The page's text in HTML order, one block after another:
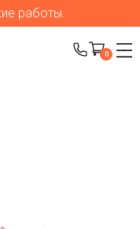
работы.
0